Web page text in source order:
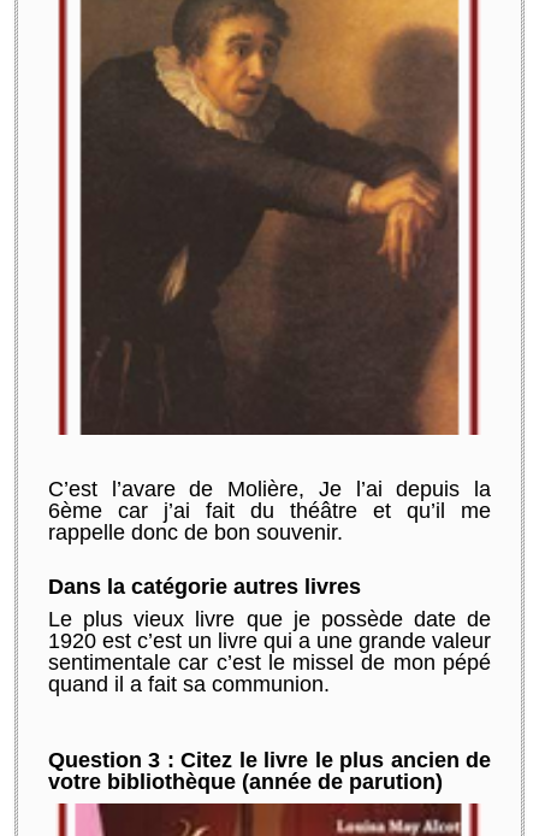
C’est l’avare de Molière, Je l’ai depuis la
6ème car j’ai fait du théâtre et qu’il me
rappelle donc de bon souvenir.
Dans la catégorie autres livres
Le plus vieux livre que je possède date de
1920 est c’est un livre qui a une grande valeur
sentimentale car c’est le missel de mon pépé
quand il a fait sa communion.
Question 3 : Citez le livre le plus ancien de
votre bibliothèque (année de parution)